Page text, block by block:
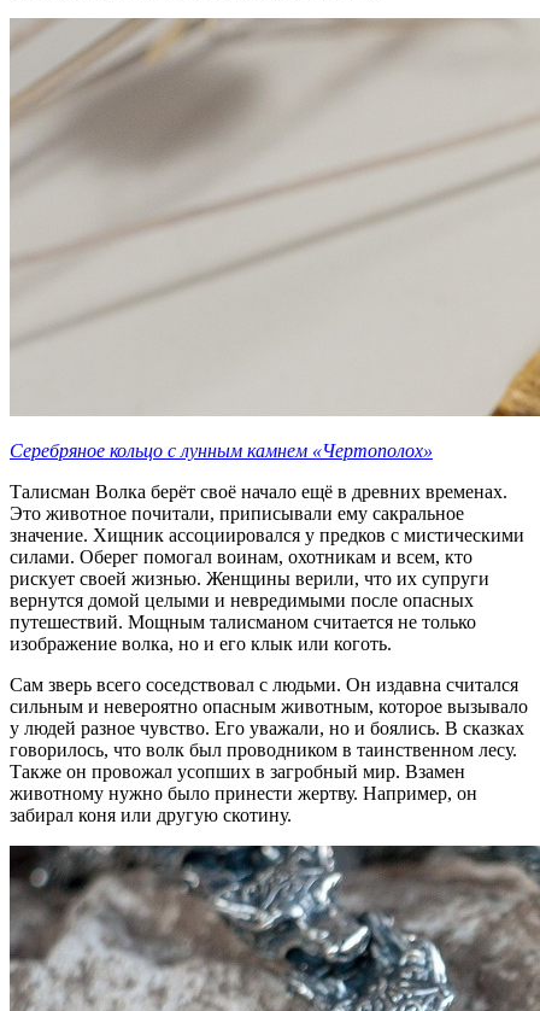
Серебряное кольцо с лунным камнем «Чертополох»
Талисман Волка берёт своё начало ещё в древних временах.
Это животное почитали, приписывали ему сакральное
значение. Хищник ассоциировался у предков с мистическими
силами. Оберег помогал воинам, охотникам и всем, кто
рискует своей жизнью. Женщины верили, что их супруги
вернутся домой целыми и невредимыми после опасных
путешествий. Мощным талисманом считается не только
изображение волка, но и его клык или коготь.
Сам зверь всего соседствовал с людьми. Он издавна считался
сильным и невероятно опасным животным, которое вызывало
у людей разное чувство. Его уважали, но и боялись. В сказках
говорилось, что волк был проводником в таинственном лесу.
Также он провожал усопших в загробный мир. Взамен
животному нужно было принести жертву. Например, он
забирал коня или другую скотину.